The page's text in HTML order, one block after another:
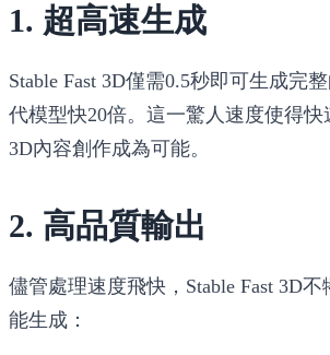
1. 超高速生成
Stable Fast 3D僅需0.5秒即可生成完
代模型快20倍。這一驚人速度使得
3D內容創作成為可能。
2. 高品質輸出
儘管處理速度飛快，Stable Fast 3D
能生成：